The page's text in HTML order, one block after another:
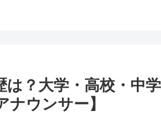
は？大学・高校・中
ナウンサー】